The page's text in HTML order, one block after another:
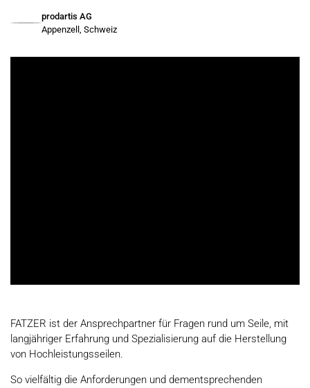
prodartis AG
Appenzell, Schweiz
FATZER ist der Ansprechpartner für Fragen rund um Seile, mit
langjähriger Erfahrung und Spezialisierung auf die Herstellung
von Hochleistungsseilen.
So vielfältig die Anforderungen und dementsprechenden